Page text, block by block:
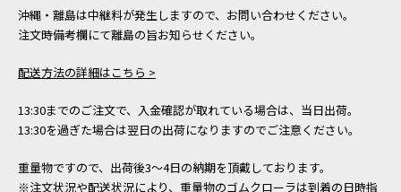
沖縄・離島は中継料が発生しますので、お問い合わせください。
注文時備考欄にて離島の旨お知らせください。
配送方法の詳細はこちら >
13:30までのご注文で、入金確認が取れている場合は、当日出荷。
13:30を過ぎた場合は翌日の出荷になりますのでご注意ください。
重量物ですので、出荷後3～4日の納期を頂戴しております。
※注文状況や配送状況により、重量物のゴムクローラは到着の日時指